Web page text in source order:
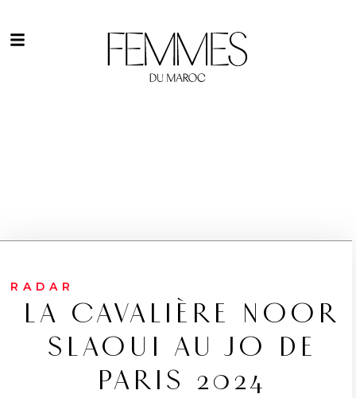
RADAR
LA CAVALIÈRE NOOR
SLAOUI AU JO DE
PARIS 2024